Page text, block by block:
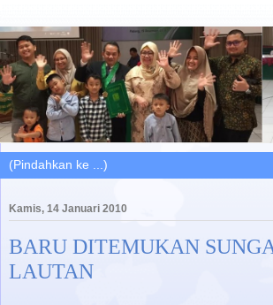
Kamis, 14 Januari 2010
BARU DITEMUKAN
LAUTAN